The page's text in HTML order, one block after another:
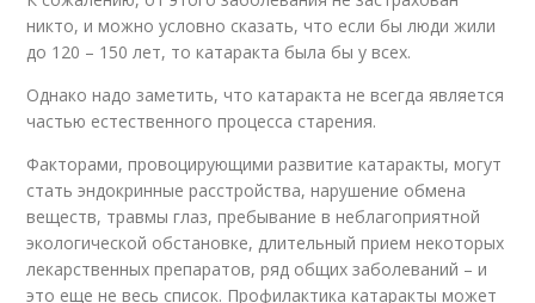
никто, и можно условно сказать, что если бы люди жили
до 120 – 150 лет, то катаракта была бы у всех.
Однако надо заметить, что катаракта не всегда является
частью естественного процесса старения.
Факторами, провоцирующими развитие катаракты, могут
стать эндокринные расстройства, нарушение обмена
веществ, травмы глаз, пребывание в неблагоприятной
экологической обстановке, длительный прием некоторых
лекарственных препаратов, ряд общих заболеваний – и
это еще не весь список. Профилактика катаракты может